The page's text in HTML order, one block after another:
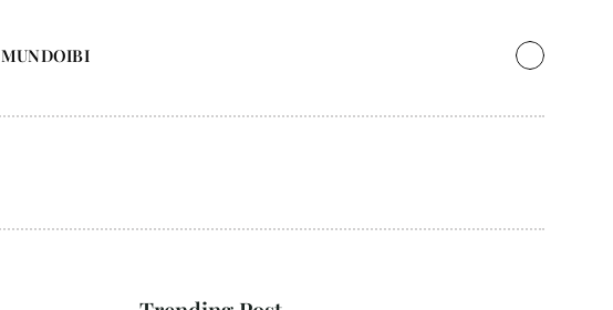
MUNDOIBI